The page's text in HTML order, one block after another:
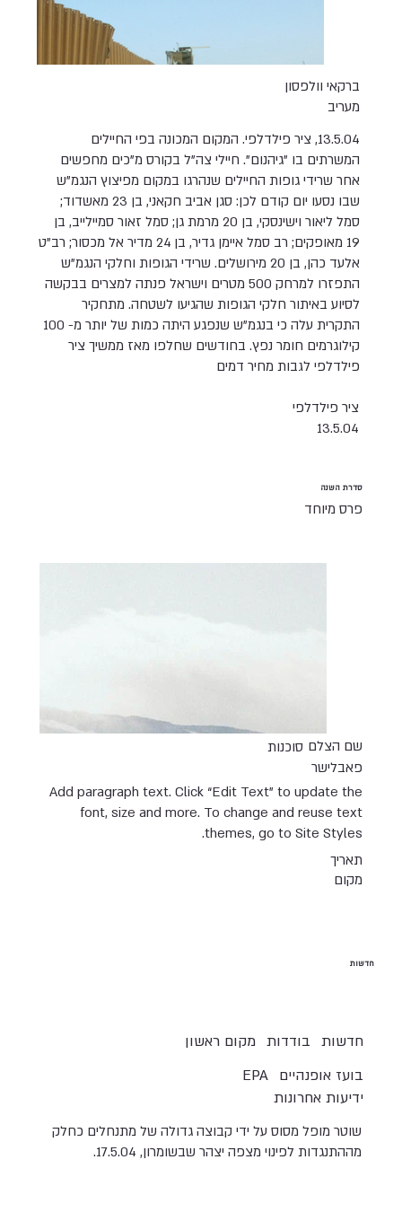
ברקאי וולפסון
מעריב
13.5.04, ציר פילדלפי. המקום המכונה בפי החיילים
המשרתים בו "גיהנום". חיילי צה"ל בקורס מ"כים מחפשים
אחר שרידי גופות החיילים שנהרגו במקום מפיצוץ הנגמ"ש
שבו נסעו יום קודם לכן: סגן אביב חקאני, בן 23 מאשדוד;
סמל ליאור וישינסקי, בן 20 מרמת גן; סמל זאור סמיילייב, בן
19 מאופקים; רב סמל איימן גדיר, בן 24 מדיר אל מכסור; רב"ט
אלעד כהן, בן 20 מירושלים. שרידי הגופות וחלקי הנגמ"ש
התפזרו למרחק 500 מטרים וישראל פנתה למצרים בבקשה
לסיוע באיתור חלקי הגופות שהגיעו לשטחה. מתחקיר
התקרית עלה כי בנגמ"ש שנפגע היתה כמות של יותר מ- 100
קילוגרמים חומר נפץ. בחודשים שחלפו מאז ממשיך ציר
פילדלפי לגבות מחיר דמים
ציר פילדלפי
13.5.04
סדרת השנה
פרס מיוחד
שם הצלם סוכנות
פאבלישר
Add paragraph text. Click “Edit Text” to update the
font, size and more. To change and reuse text
themes, go to Site Styles.
תאריך
מקום
חדשות
מקום ראשון בודדות חדשות
EPA בועז אופנהיים
ידיעות אחרונות
שוטר מופל מסוס על ידי קבוצה גדולה של מתנחלים כחלק
מההתנגדות לפינוי מצפה יצהר שבשומרון, 17.5.04.